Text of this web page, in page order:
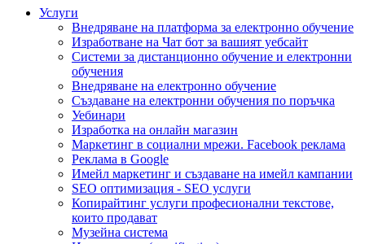
Услуги
Внедряване на платформа за електронно обучение
Изработване на Чат бот за вашият уебсайт
Системи за дистанционно обучение и електронни
обучения
Внедряване на електронно обучение
Създаване на електронни обучения по поръчка
Уебинари
Изработка на онлайн магазин
Маркетинг в социални мрежи. Facebook реклама
Реклама в Google
Имейл маркетинг и създаване на имейл кампании
SEO оптимизация - SEO услуги
Копирайтинг услуги професионални текстове,
които продават
Музейна система